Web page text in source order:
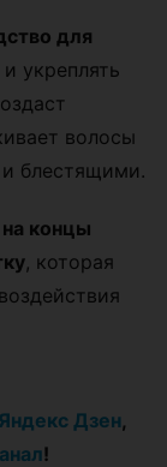
для
укреплять
волосы
блестящими.
концы
, которая
Яндекс Дзен,
!